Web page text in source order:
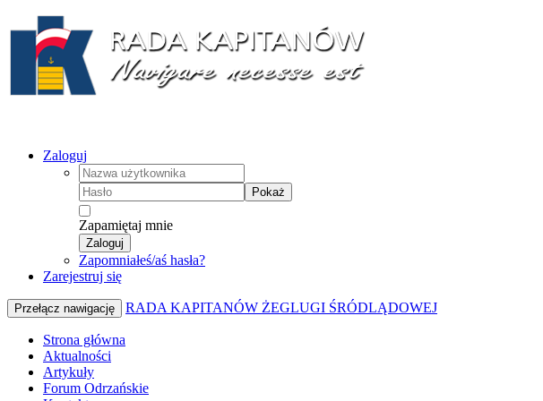
Zaloguj
Pokaż
Zapamiętaj mnie
Zaloguj
Zapomniałeś/aś hasła?
Zarejestruj się
Przełącz nawigację RADA KAPITANÓW ŻEGLUGI ŚRÓDLĄDOWEJ
Strona główna
Aktualności
Artykuły
Forum Odrzańskie